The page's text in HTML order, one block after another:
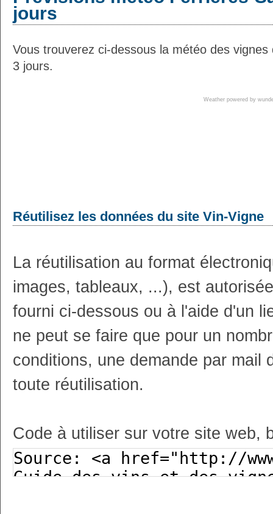
jours
Vous trouverez ci-dessous la météo des
3 jours.
Weather powered by
Réutilisez les données du site Vin-Vigne
La réutilisation au format
images, tableaux, ...), est
fourni ci-dessous ou à l'aide d'un
ne peut se faire que pour un
conditions, une demande par mail
toute réutilisation.
Code à utiliser sur votre site web,